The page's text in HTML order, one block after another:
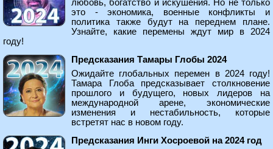
любовь, богатство и искушения. Но не только
это - экономика, военные конфликты и
политика также будут на переднем плане.
Узнайте, какие перемены ждут мир в 2024
году!
Предсказания Тамары Глобы 2024
Ожидайте глобальных перемен в 2024 году!
Тамара Глоба предсказывает столкновение
прошлого и будущего, новых лидеров на
международной арене, экономические
изменения и нестабильность, которые
встретят нас в новом году.
Предсказания Инги Хосроевой на 2024 год